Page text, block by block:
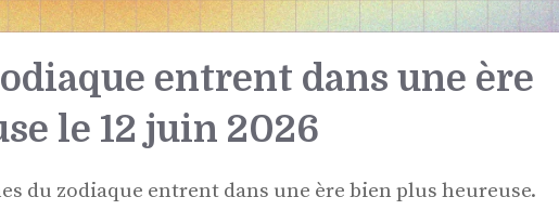
entrent dans une ère
le 12 juin 2026
du zodiaque entrent dans une ère bien plus heureuse.